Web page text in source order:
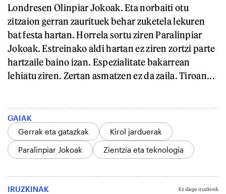
Londresen Olinpiar Jokoak. Eta norbaiti otu
zitzaion gerran zaurituek behar zuketela lekuren
bat festa hartan. Horrela sortu ziren Paralinpiar
Jokoak. Estreinako aldi hartan ez ziren zortzi parte
hartzaile baino izan. Espezialitate bakarrean
lehiatu ziren. Zertan asmatzen ez da zaila. Tiroan...
GAIAK
Gerrak eta gatazkak
Kirol jarduerak
Paralinpiar Jokoak
Zientzia eta teknologia
IRUZKINAK Ez dago iruzkinik